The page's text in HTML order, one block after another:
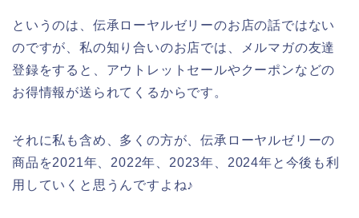
というのは、伝承ローヤルゼリーのお店の話ではない
のですが、私の知り合いのお店では、メルマガの友達
登録をすると、アウトレットセールやクーポンなどの
お得情報が送られてくるからです。
それに私も含め、多くの方が、伝承ローヤルゼリーの
商品を2021年、2022年、2023年、2024年と今後も利
用していくと思うんですよね♪